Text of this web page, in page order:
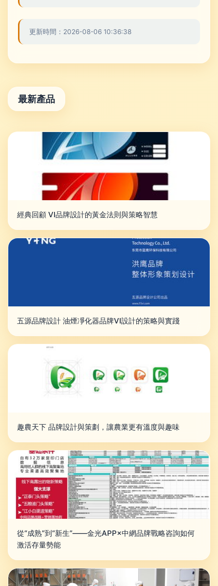
更新時間：2026-08-06 10:36:38
最新產品
經典回顧 VI品牌設計的黃金法則與策略智慧
五源品牌設計 油煙凈化器品牌VI設計的策略與實踐
趣農天下 品牌設計與策劃，讓農業更有溫度與趣味
從“成熟”到“新生”——金光APP×中網品牌戰略咨詢如何
激活存量勢能